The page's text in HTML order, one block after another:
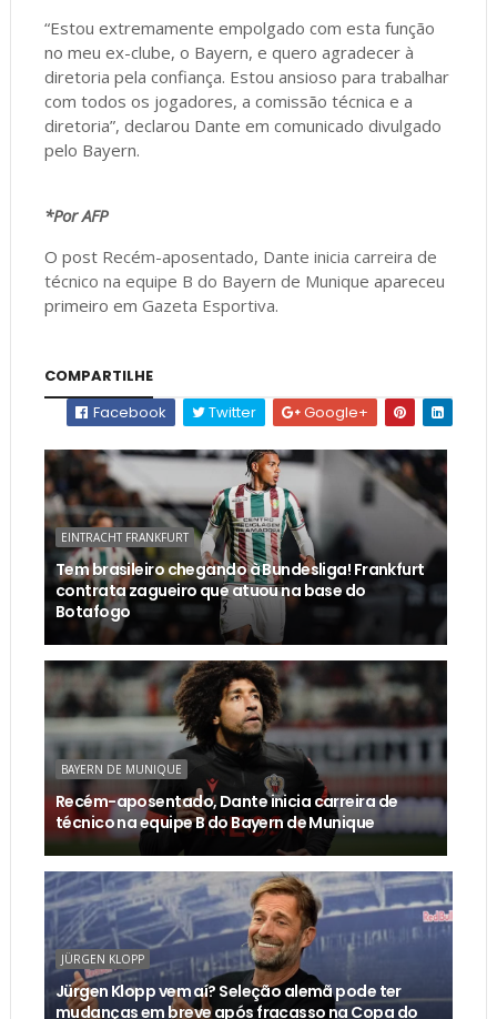
“Estou extremamente empolgado com esta função
no meu ex-clube, o Bayern, e quero agradecer à
diretoria pela confiança. Estou ansioso para trabalhar
com todos os jogadores, a comissão técnica e a
diretoria”, declarou Dante em comunicado divulgado
pelo Bayern.
*Por AFP
O post Recém-aposentado, Dante inicia carreira de
técnico na equipe B do Bayern de Munique apareceu
primeiro em Gazeta Esportiva.
COMPARTILHE
Facebook
Twitter Google+
EINTRACHT FRANKFURT
Tem brasileiro chegando à Bundesliga! Frankfurt
contrata zagueiro que atuou na base do
Botafogo
BAYERN DE MUNIQUE
Recém-aposentado, Dante inicia carreira de
técnico na equipe B do Bayern de Munique
JÜRGEN KLOPP
Jürgen Klopp vem aí? Seleção alemã pode ter
mudanças em breve após fracasso na Copa do